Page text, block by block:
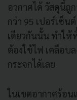
อวกาศได้ วัสดุนี้ถู
กว่า 95 เปอร์เซ็
เดียวกันนั้น ทำให้
ต้องใช้ไฟ เคลือบ
กระจกได้เลย
ในเขตอากาศร้อน